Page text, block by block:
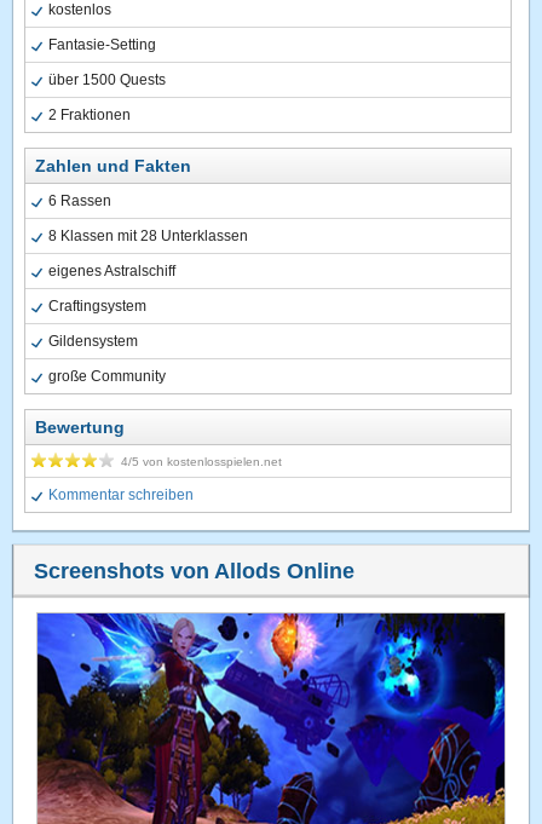
kostenlos
Fantasie-Setting
über 1500 Quests
2 Fraktionen
Zahlen und Fakten
6 Rassen
8 Klassen mit 28 Unterklassen
eigenes Astralschiff
Craftingsystem
Gildensystem
große Community
Bewertung
4/5 vonkostenlosspielen.net
Kommentar schreiben
Screenshots von Allods Online